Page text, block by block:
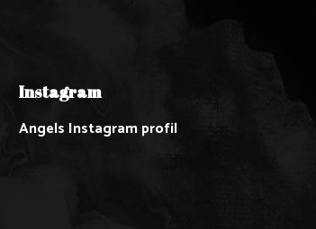
Instagram
Angels Instagram profil